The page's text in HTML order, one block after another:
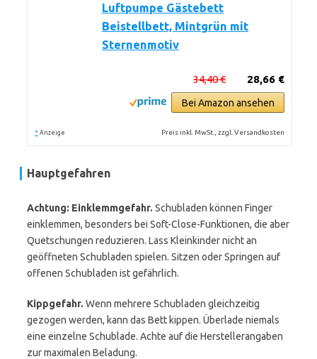
Luftpumpe Gästebett
Beistellbett, Mintgrün mit
Sternenmotiv
28,66 €
34,40 €
Bei Amazon ansehen
* Anzeige Preis inkl. MwSt., zzgl. Versandkosten
Hauptgefahren
Achtung: Einklemmgefahr. Schubladen können Finger
einklemmen, besonders bei Soft-Close-Funktionen, die aber
Quetschungen reduzieren. Lass Kleinkinder nicht an
geöffneten Schubladen spielen. Sitzen oder Springen auf
offenen Schubladen ist gefährlich.
Kippgefahr. Wenn mehrere Schubladen gleichzeitig
gezogen werden, kann das Bett kippen. Überlade niemals
eine einzelne Schublade. Achte auf die Herstellerangaben
zur maximalen Beladung.